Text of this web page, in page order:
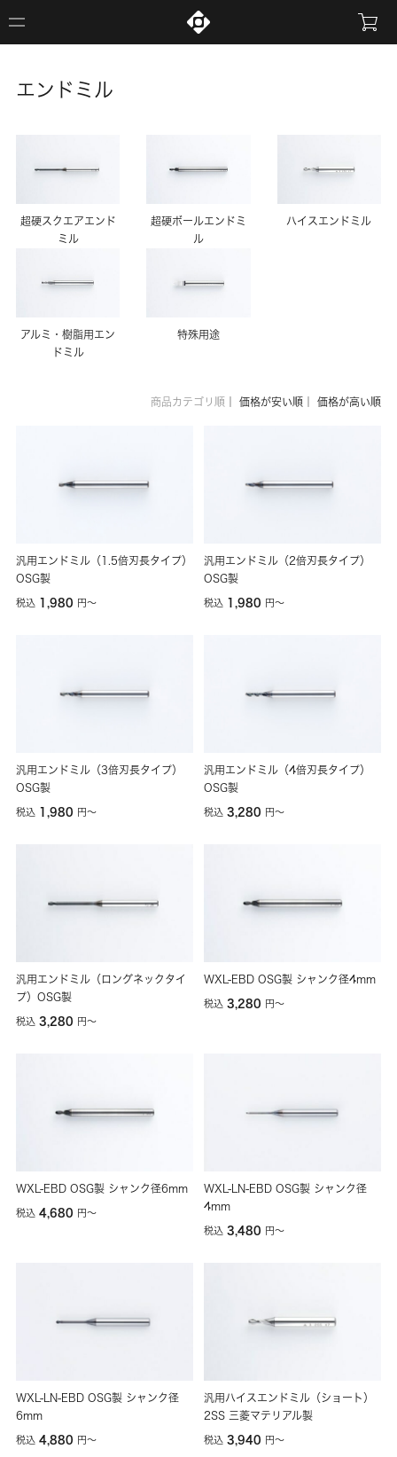
エンドミル
超硬スクエアエンド
ミル
超硬ボールエンドミ
ル
ハイスエンドミル
アルミ・樹脂用エン
ドミル
特殊用途
商品カテゴリ順 価格が安い順 価格が高い順
汎用エンドミル（1.5倍刃長タイプ）
OSG製
税込 1,980 円〜
汎用エンドミル（2倍刃長タイプ）
OSG製
税込 1,980 円〜
汎用エンドミル（3倍刃長タイプ）
OSG製
税込 1,980 円〜
汎用エンドミル（4倍刃長タイプ）
OSG製
税込3,280 円〜
汎用エンドミル（ロングネックタイ
プ）OSG製
税込3,280 円〜
WXL-EBD OSG製 シャンク径4mm
税込3,280 円〜
WXL-EBD OSG製 シャンク径6mm
税込4,680 円〜
WXL-LN-EBD OSG製 シャンク径
4mm
税込3,480 円〜
WXL-LN-EBD OSG製 シャンク径
6mm
税込4,880 円〜
汎用ハイスエンドミル（ショート）
2SS 三菱マテリアル製
税込3,940 円〜